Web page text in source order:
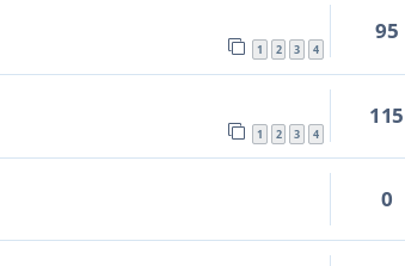
1 2 3 4
95
1 2 3 4
115
0